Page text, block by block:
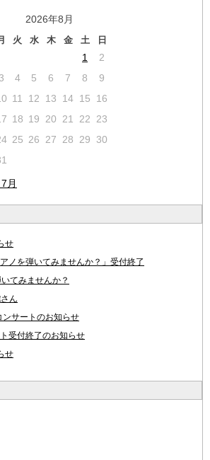
2026年8月
火 水 木 金 土 日
月
1
2
3
4 5 6 7 8
9
11 12 13 14 15
16
18 19 20 21 22
23
25 26 27 28 29
30
せ
ノを弾いてみませんか？」受付終了
てみませんか？
ん
サートのお知らせ
受付終了のお知らせ
せ